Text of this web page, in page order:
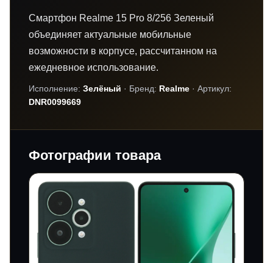
Смартфон Realme 15 Pro 8/256 Зеленый
объединяет актуальные мобильные
возможности в корпусе, рассчитанном на
ежедневное использование.
Исполнение: Зелёный · Бренд: Realme · Артикул:
DNR0099669
Фотографии товара